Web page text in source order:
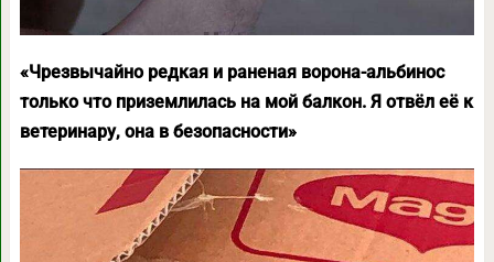
«Чрезвычайно редкая и раненая ворона-альбинос
только что приземлилась на мой балкон. Я отвёл её к
ветеринару, она в безопасности»